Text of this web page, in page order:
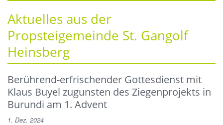
Aktuelles aus der
Propsteigemeinde St. Gangolf
Heinsberg
Berührend-erfrischender Gottesdienst mit
Klaus Buyel zugunsten des Ziegenprojekts in
Burundi am 1. Advent
1. Dez. 2024